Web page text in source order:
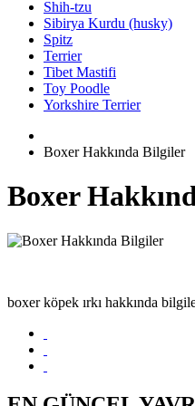
Shih-tzu
Sibirya Kurdu (husky)
Spitz
Terrier
Tibet Mastifi
Toy Poodle
Yorkshire Terrier
Boxer Hakkında Bilgiler
Boxer
boxer köpek ırkı hakkında